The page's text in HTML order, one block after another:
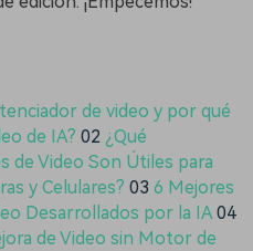
de video y por qué
de IA? 02 ¿Qué
de Video Son Útiles para
y Celulares? 03 6 Mejores
Desarrollados por la IA 04
de Video sin Motor de